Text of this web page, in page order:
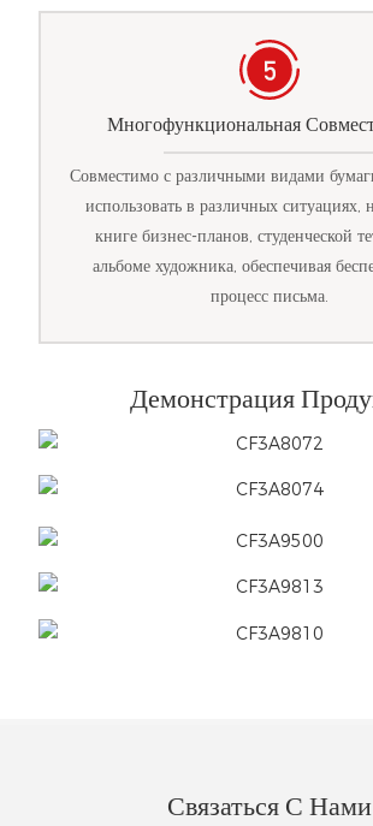
Многофункциональная
Совместимо с различными видами
использовать в различных ситуациях,
книге бизнес-планов, студенческой
альбоме художника, обеспечивая
процесс письма.
Демонстрация
Связаться С Нами